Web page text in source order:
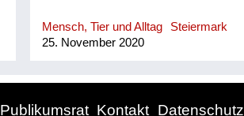
Mensch, Tier und Alltag
Steiermark
25. November 2020
Publikumsrat Kontakt Datenschutz